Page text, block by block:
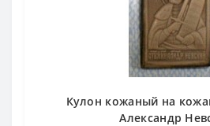
Кулон кожаный на
Александр